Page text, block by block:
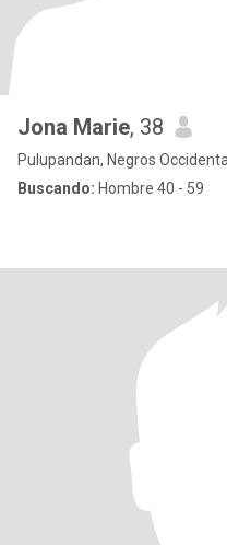
Jona Marie, 38
Pulupandan, Negros
Buscando: Hombre 40 - 59